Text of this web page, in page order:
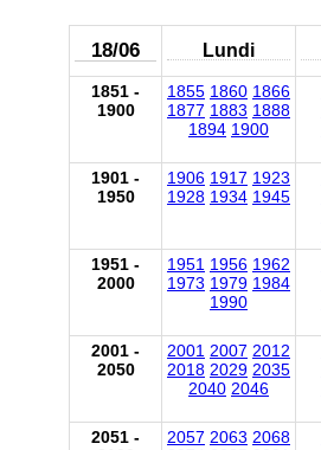
18/06 Lundi
1851 -
1900
1855 1860 1866
1877 1883 1888
1894 1900
1901 -
1950
1906 1917 1923
1928 1934 1945
1951 -
2000
1951 1956 1962
1973 1979 1984
1990
2001 -
2050
2001 2007 2012
2018 2029 2035
2040 2046
2051 -
2057 2063 2068